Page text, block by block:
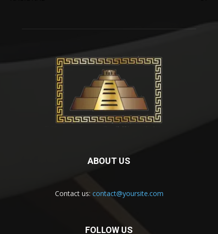
ABOUT US
Contact us: contact@yoursite.com
FOLLOW US